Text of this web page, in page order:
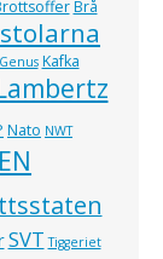
Brå
Genus Kafka
Nato NWT
SVT Tiggeriet